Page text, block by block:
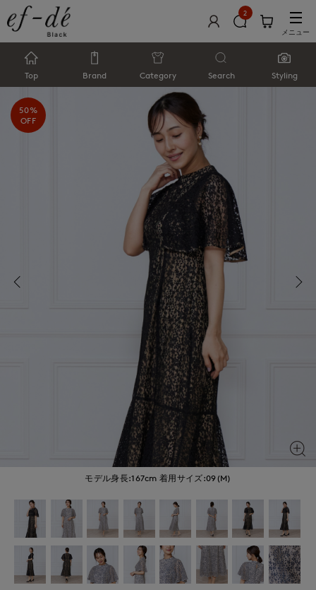
2
メニュー
Top Brand Category Search Styling
モデル身長:167cm 着用サイズ:09(M)
50%
OFF